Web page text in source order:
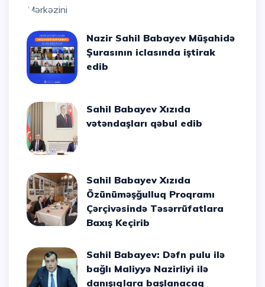
Nazir Sahil Babayev Müşahidə
Şurasının iclasında iştirak
edib
Sahil Babayev Xızıda
vətəndaşları qəbul edib
Sahil Babayev Xızıda
Özünüməşğulluq Proqramı
Çərçivəsində Təsərrüfatlara
Baxış Keçirib
Sahil Babayev: Dəfn pulu ilə
bağlı Maliyyə Nazirliyi ilə
danışıqlara başlanacaq